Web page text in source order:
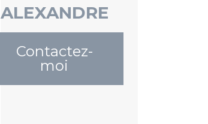
ALEXANDRE
Contactez-
moi